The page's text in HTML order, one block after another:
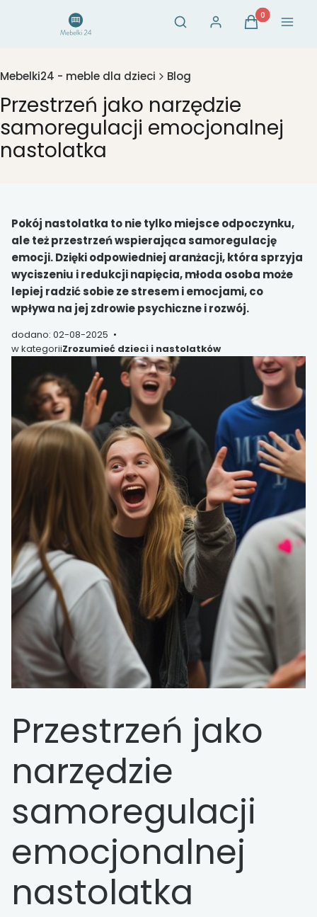
Otwórz wyszukiwarkę
Szukaj Zaloguj sięProdukty w
Koszyk Menu
Mebelki24 - meble dla dzieci Blog
Przestrzeń jako narzędzie
samoregulacji emocjonalnej
nastolatka
Pokój nastolatka to nie tylko miejsce odpoczynku,
ale też przestrzeń wspierająca samoregulację
emocji. Dzięki odpowiedniej aranżacji, która sprzyja
wyciszeniu i redukcji napięcia, młoda osoba może
lepiej radzić sobie ze stresem i emocjami, co
wpływa na jej zdrowie psychiczne i rozwój.
dodano: 02-08-2025
w kategoriiZrozumieć dzieci i nastolatków
Przestrzeń jako
narzędzie
samoregulacji
emocjonalnej
nastolatka